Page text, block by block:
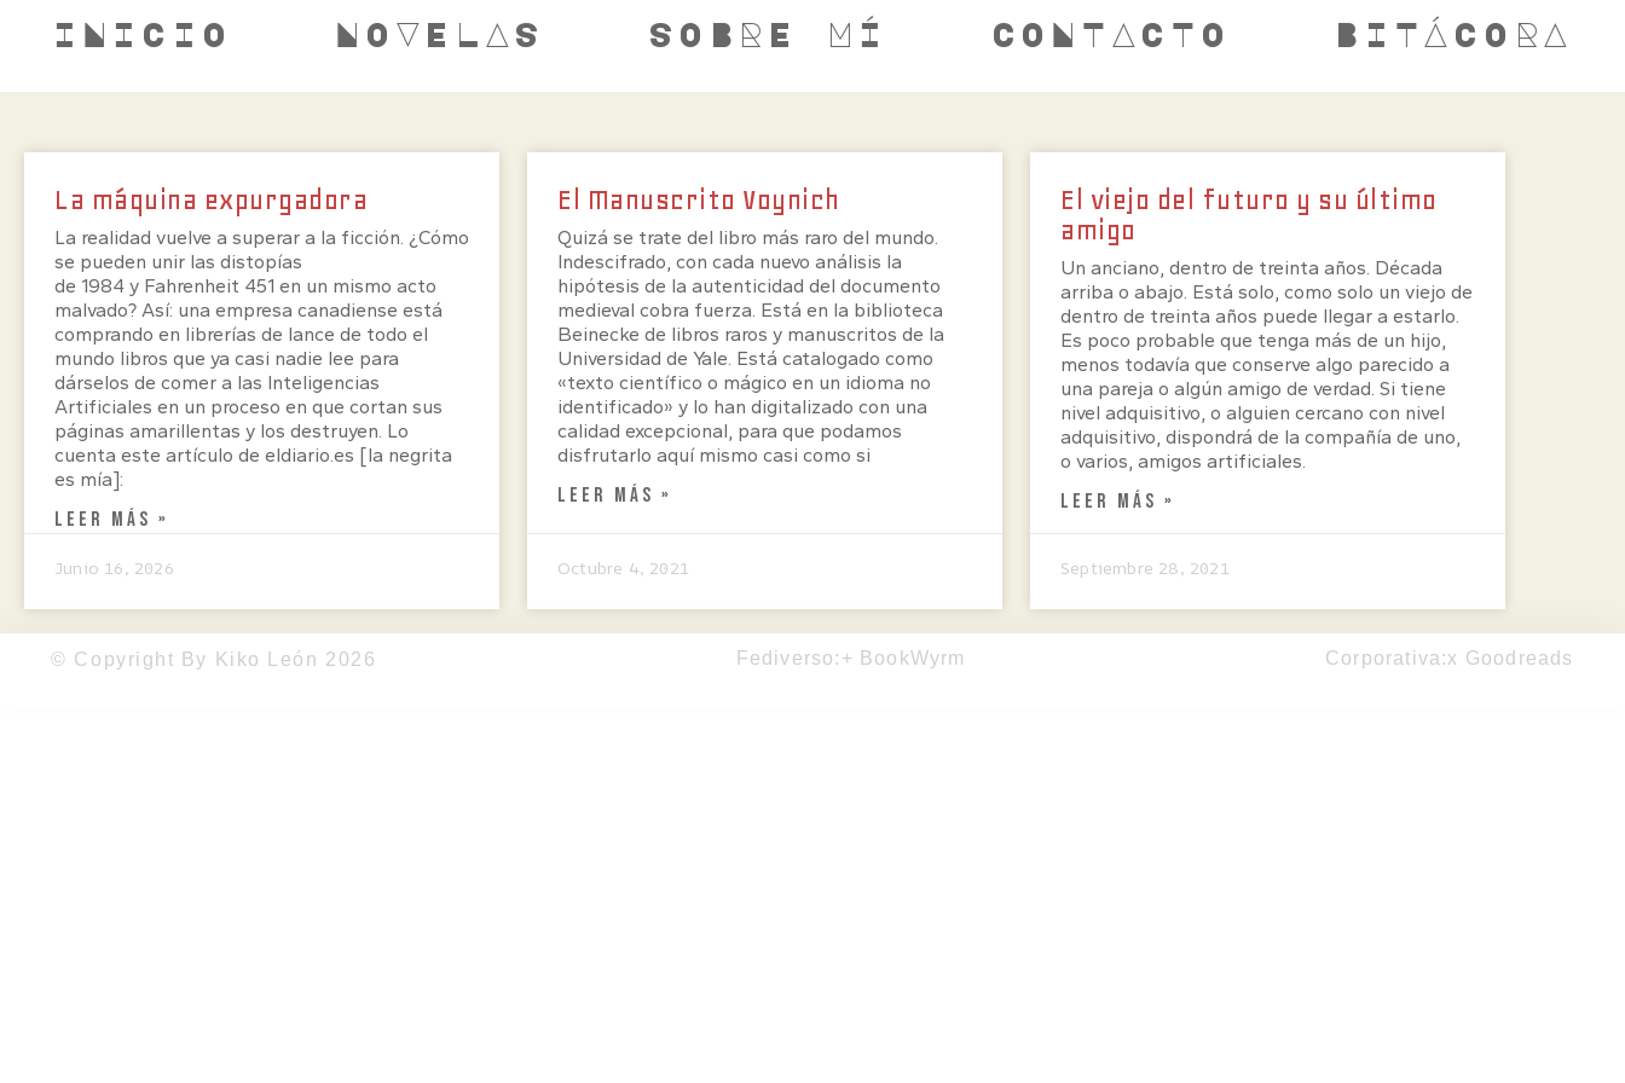
INICIO NOVELAS SOBRE MÍ CONTACTO BITÁCORA
La máquina expurgadora
La realidad vuelve a superar a la ficción. ¿Cómo
se pueden unir las distopías
de 1984 y Fahrenheit 451 en un mismo acto
malvado? Así: una empresa canadiense está
comprando en librerías de lance de todo el
mundo libros que ya casi nadie lee para
dárselos de comer a las Inteligencias
Artificiales en un proceso en que cortan sus
páginas amarillentas y los destruyen. Lo
cuenta este artículo de eldiario.es [la negrita
es mía]:
LEER MÁS »
Junio 16, 2026
El Manuscrito Voynich
Quizá se trate del libro más raro del mundo.
Indescifrado, con cada nuevo análisis la
hipótesis de la autenticidad del documento
medieval cobra fuerza. Está en la biblioteca
Beinecke de libros raros y manuscritos de la
Universidad de Yale. Está catalogado como
«texto científico o mágico en un idioma no
identificado» y lo han digitalizado con una
calidad excepcional, para que podamos
disfrutarlo aquí mismo casi como si
LEER MÁS »
Octubre 4, 2021
El viejo del futuro y su último
amigo
Un anciano, dentro de treinta años. Década
arriba o abajo. Está solo, como solo un viejo de
dentro de treinta años puede llegar a estarlo.
Es poco probable que tenga más de un hijo,
menos todavía que conserve algo parecido a
una pareja o algún amigo de verdad. Si tiene
nivel adquisitivo, o alguien cercano con nivel
adquisitivo, dispondrá de la compañía de uno,
o varios, amigos artificiales.
LEER MÁS »
Septiembre 28, 2021
© Copyright By Kiko León 2026 Fediverso: + BookWyrm Corporativa:x Goodreads